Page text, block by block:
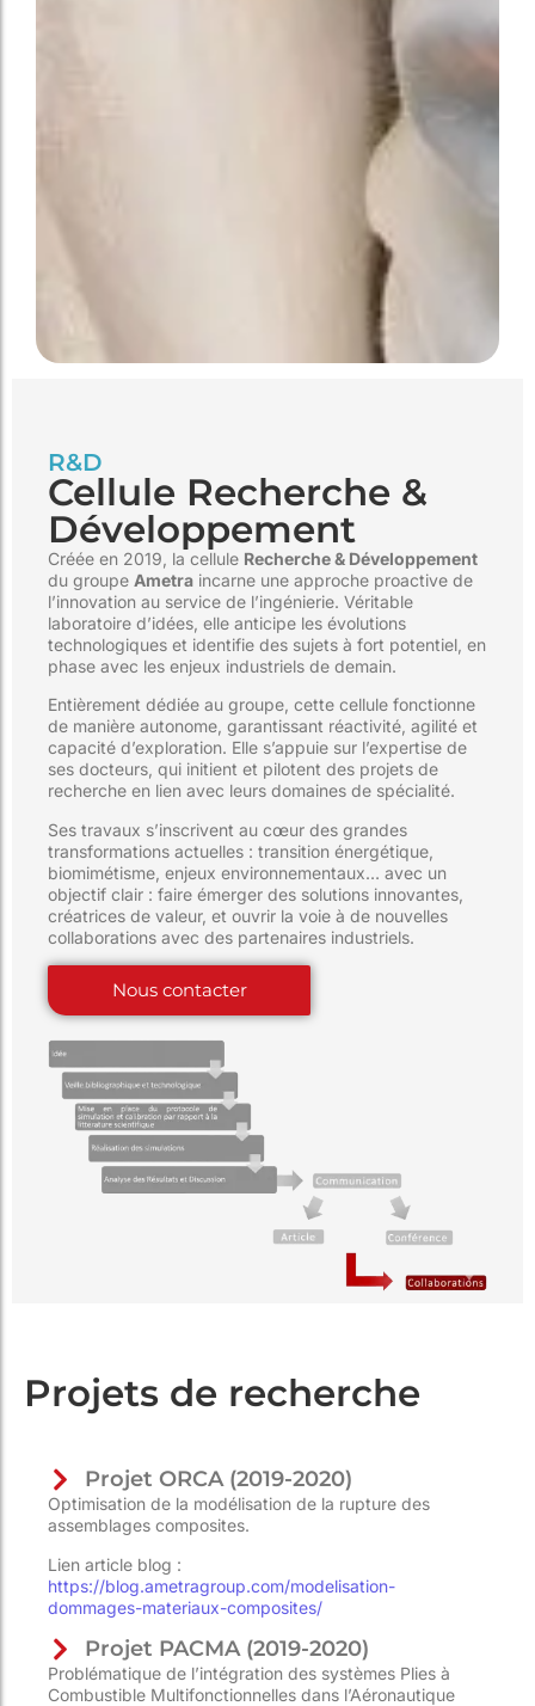
R&D
Cellule Recherche &
Développement
Créée en 2019, la cellule Recherche & Développement
du groupe Ametra incarne une approche proactive de
l’innovation au service de l’ingénierie. Véritable
laboratoire d’idées, elle anticipe les évolutions
technologiques et identifie des sujets à fort potentiel, en
phase avec les enjeux industriels de demain.
Entièrement dédiée au groupe, cette cellule fonctionne
de manière autonome, garantissant réactivité, agilité et
capacité d’exploration. Elle s’appuie sur l’expertise de
ses docteurs, qui initient et pilotent des projets de
recherche en lien avec leurs domaines de spécialité.
Ses travaux s’inscrivent au cœur des grandes
transformations actuelles : transition énergétique,
biomimétisme, enjeux environnementaux… avec un
objectif clair : faire émerger des solutions innovantes,
créatrices de valeur, et ouvrir la voie à de nouvelles
collaborations avec des partenaires industriels.
Nous contacter
Projets de recherche
Projet ORCA (2019-2020)
Optimisation de la modélisation de la rupture des
assemblages composites.
Lien article blog :
https://blog.ametragroup.com/modelisation-
dommages-materiaux-composites/
Projet PACMA (2019-2020)
Problématique de l’intégration des systèmes Plies à
Combustible Multifonctionnelles dans l’Aéronautique